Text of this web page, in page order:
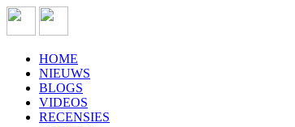
HOME
NIEUWS
BLOGS
VIDEOS
RECENSIES